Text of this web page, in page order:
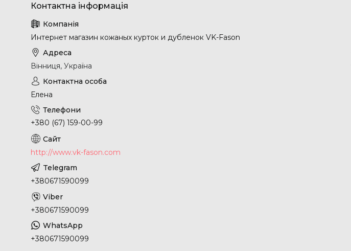
Интернет магазин кожаных курток и дубленок VK-Fason
Вінниця, Україна
Елена
+380 (67) 159-00-99
http://www.vk-fason.com
+380671590099
+380671590099
+380671590099